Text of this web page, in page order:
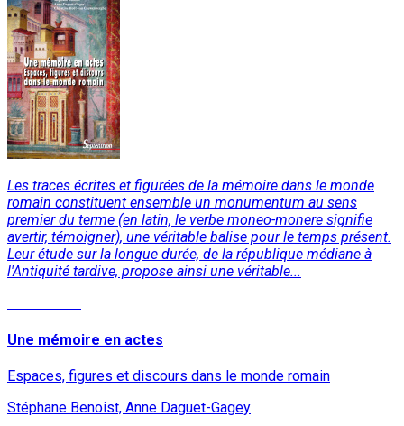
Les traces écrites et figurées de la mémoire dans le monde
romain constituent ensemble un monumentum au sens
premier du terme (en latin, le verbe moneo-monere signifie
avertir, témoigner), une véritable balise pour le temps présent.
Leur étude sur la longue durée, de la république médiane à
l'Antiquité tardive, propose ainsi une véritable...
Une mémoire en actes
Espaces, figures et discours dans le monde romain
Stéphane Benoist, Anne Daguet-Gagey